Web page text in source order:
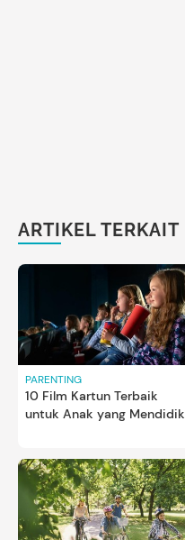
ARTIKEL TERKAIT
PARENTING
10 Film Kartun Terbaik
untuk Anak yang Mendidik